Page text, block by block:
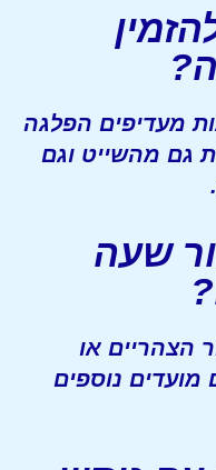
מעדיפים הפלגה
גם מהשייט וגם
שעה
הצהריים או
נוספים